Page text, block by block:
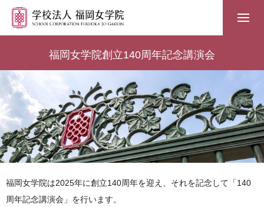
福岡女学院創立140周年記念講演会
福岡女学院は2025年に創立140周年を迎え、それを記念して「140
周年記念講演会」を行います。